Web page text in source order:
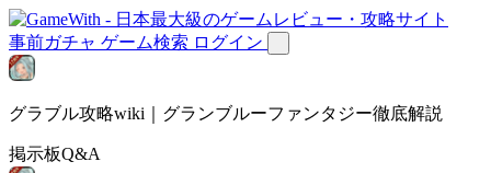
事前ガチャ ゲーム検索 ログイン
グラブル攻略wiki｜グランブルーファンタジー徹底解説
掲示板Q&A